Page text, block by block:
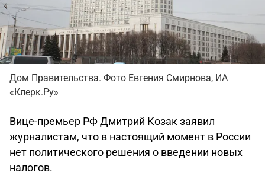
Дом Правительства. Фото Евгения Смирнова, ИА
«Клерк.Ру»
Вице-премьер РФ Дмитрий Козак заявил
журналистам, что в настоящий момент в России
нет политического решения о введении новых
налогов.